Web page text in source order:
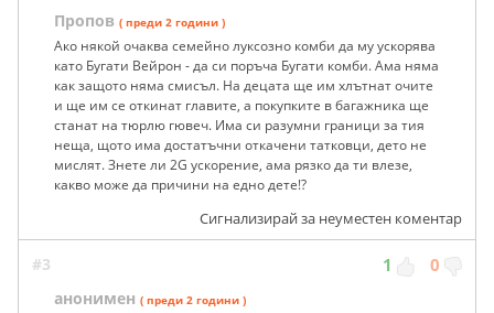
Пропов ( преди 2 години )
Ако някой очаква семейно луксозно комби да му ускорява
като Бугати Вейрон - да си поръча Бугати комби. Ама няма
как защото няма смисъл. На децата ще им хлътнат очите
и ще им се откинат главите, а покупките в багажника ще
станат на тюрлю гювеч. Има си разумни граници за тия
неща, щото има достатъчни откачени татковци, дето не
мислят. Знете ли 2G ускорение, ама рязко да ти влезе,
какво може да причини на едно дете!?
Сигнализирай за неуместен коментар
#3 1 0
анонимен ( преди 2 години )